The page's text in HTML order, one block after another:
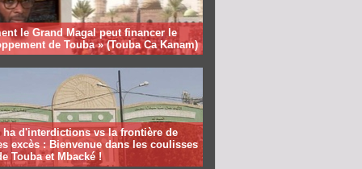
le Grand Magal peut financer le
de Touba » (Touba Ca Kanam)
ha d'interdictions vs la frontière de
excès : Bienvenue dans les coulisses
Touba et Mbacké !